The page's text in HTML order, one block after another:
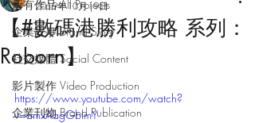
所有作品 All Projects
企業故事 Brand Story
社交媒體 Social Content
影片製作 Video Production
企業刊物 Brand Publication
【#數碼港勝利攻略 系列：
Roborn】
2019年10月19日
https://www.youtube.com/watch?
v=amxAagGblmY